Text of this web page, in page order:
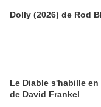
Dolly (2026) de Rod
Le Diable s'habille en
de David Frankel